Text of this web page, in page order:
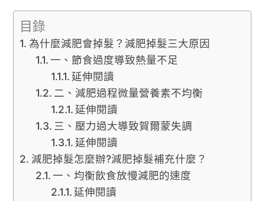
目錄
為什麼減肥會掉髮？減肥掉髮三大原因
一、節食過度導致熱量不足
延伸閱讀
二、減肥過程微量營養素不均衡
延伸閱讀
三、壓力過大導致賀爾蒙失調
延伸閱讀
減肥掉髮怎麼辦?減肥掉髮補充什麼？
一、均衡飲食放慢減肥的速度
延伸閱讀